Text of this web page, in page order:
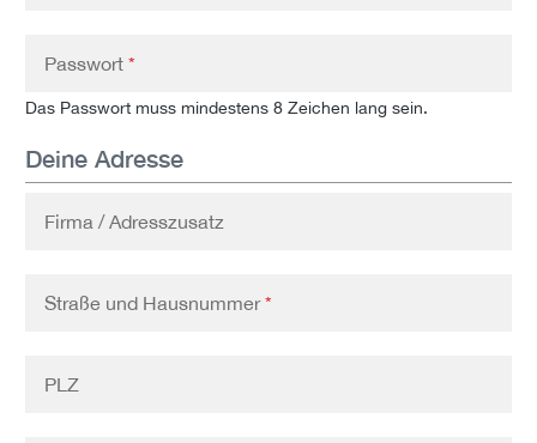
Passwort *
Das Passwort muss mindestens 8 Zeichen lang sein.
Deine Adresse
Firma / Adresszusatz
Straße und Hausnummer*
PLZ